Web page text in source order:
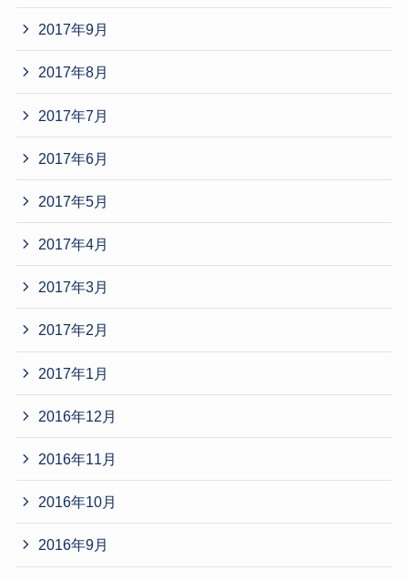
2017年9月
2017年8月
2017年7月
2017年6月
2017年5月
2017年4月
2017年3月
2017年2月
2017年1月
2016年12月
2016年11月
2016年10月
2016年9月